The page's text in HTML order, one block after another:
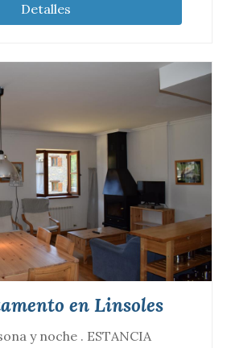
Detalles
en Linsoles
y noche . ESTANCIA